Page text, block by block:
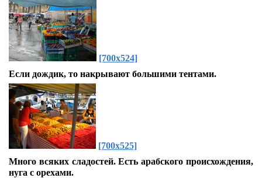
[700x524]
Если дождик, то накрывают большими тентами.
[700x525]
Много всяких сладостей. Есть арабского происхождения,
нуга с орехами.